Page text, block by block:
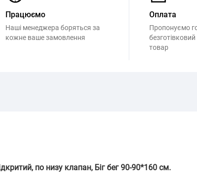
Працюємо
Наші менеджера боряться за
кожне ваше замовлення
Оплата
Пропонуємо
товар
по низу клапан, Біг бег 90-90*160 см.